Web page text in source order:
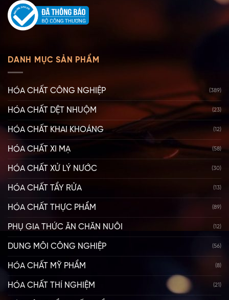
DANH MỤC SẢN PHẨM
HÓA CHẤT CÔNG NGHIỆP (389)
HÓA CHẤT DỆT NHUỘM (23)
HÓA CHẤT KHAI KHOÁNG (12)
HÓA CHẤT XI MẠ (58)
HÓA CHẤT XỬ LÝ NƯỚC (30)
HÓA CHẤT TẨY RỬA (13)
HÓA CHẤT THỰC PHẨM (89)
PHỤ GIA THỨC ĂN CHĂN NUÔI (12)
DUNG MÔI CÔNG NGHIỆP (56)
HÓA CHẤT MỸ PHẨM (8)
HÓA CHẤT THÍ NGHIỆM (21)